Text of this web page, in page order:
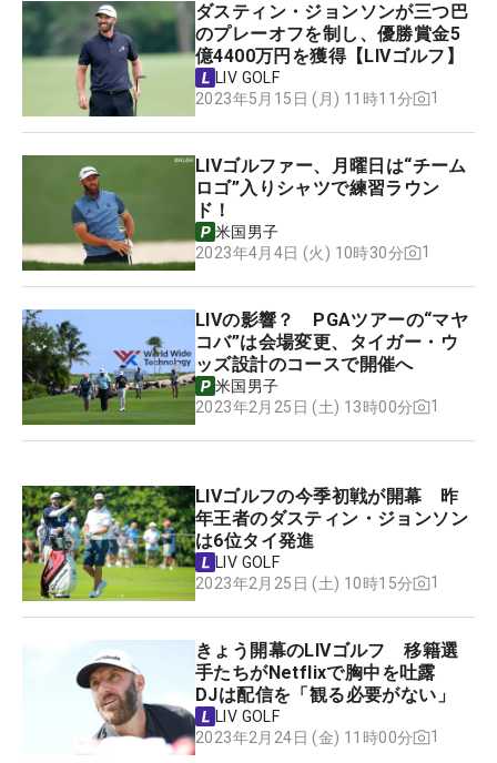
ダスティン・ジョンソンが三つ巴
のプレーオフを制し、優勝賞金5
億4400万円を獲得【LIVゴルフ】
LIV GOLF
2023年5月15日 (月) 11時11分
1
LIVゴルファー、月曜日は“チーム
ロゴ”入りシャツで練習ラウン
ド！
米国男子
2023年4月4日 (火) 10時30分
1
LIVの影響？ PGAツアーの“マヤ
コバ”は会場変更、タイガー・ウ
ッズ設計のコースで開催へ
米国男子
2023年2月25日 (土) 13時00分
1
LIVゴルフの今季初戦が開幕 昨
年王者のダスティン・ジョンソン
は6位タイ発進
LIV GOLF
2023年2月25日 (土) 10時15分
1
きょう開幕のLIVゴルフ 移籍選
手たちがNetflixで胸中を吐露
DJは配信を「観る必要がない」
LIV GOLF
2023年2月24日 (金) 11時00分
1